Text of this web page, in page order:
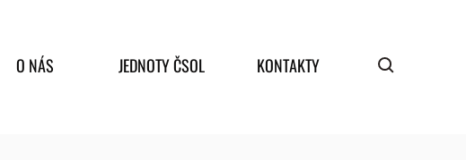
O NÁS JEDNOTY ČSOL KONTAKTY